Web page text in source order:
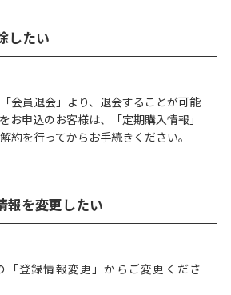
したい
会員退会」より、退会することが可能
お申込のお客様は、「定期購入情報」
約を行ってからお手続きください。
報を変更したい
「登録情報変更」からご変更くださ